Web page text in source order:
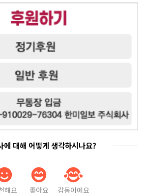
에 대해 어떻게 생각하시나요?
해요 좋아요 감동이에요